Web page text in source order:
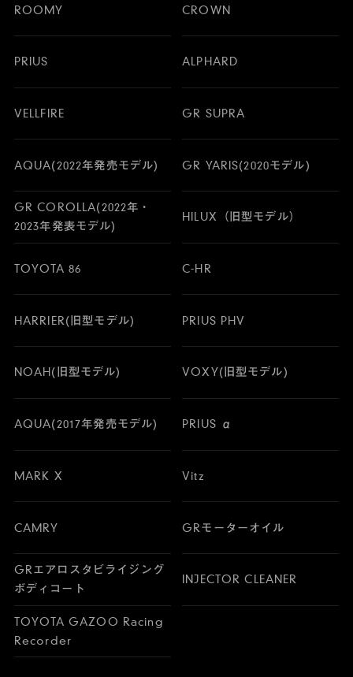
ROOMY CROWN
PRIUS ALPHARD
VELLFIRE GR SUPRA
AQUA(2022年発売モデル) GR YARIS(2020モデル)
GR COROLLA(2022年・
2023年発表モデル)
HILUX（旧型モデル）
TOYOTA 86 C-HR
HARRIER(旧型モデル) PRIUS PHV
NOAH(旧型モデル) VOXY(旧型モデル)
AQUA(2017年発売モデル) PRIUS α
MARK X Vitz
CAMRY GRモーターオイル
GRエアロスタビライジング
ボディコート
INJECTOR CLEANER
TOYOTA GAZOO Racing
Recorder